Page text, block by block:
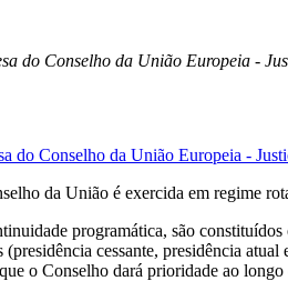
do Conselho da União Europeia -
do Conselho da União Europeia -
da União é exercida em regime
programática, são
(presidência cessante, presidência
o Conselho dará prioridade ao